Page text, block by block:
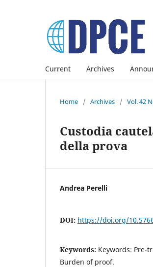
Current Archives
Home / Archives / Vol. 42
Custodia
della prova
Andrea Perelli
DOI: https://doi.org/
Keywords: Keywords: Pre-
Burden of proof.